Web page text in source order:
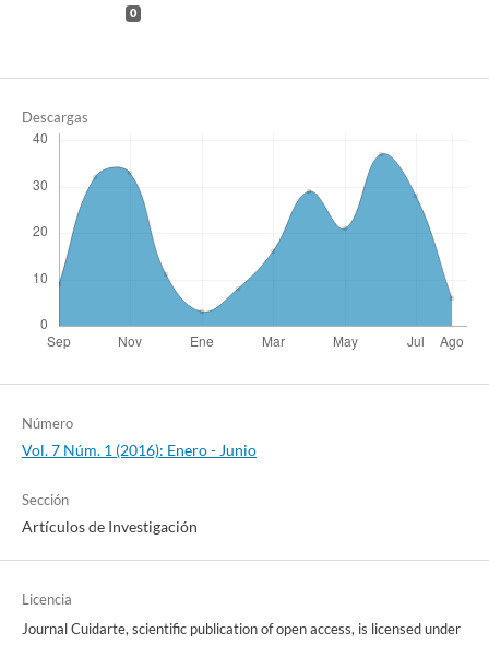
0
Descargas
Número
Vol. 7 Núm. 1 (2016): Enero - Junio
Sección
Artículos de Investigación
Licencia
Journal Cuidarte, scientific publication of open access, is licensed under